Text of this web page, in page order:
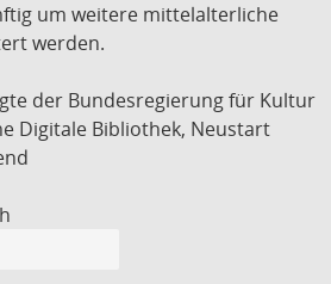
um weitere mittelalterliche
werden.
der Bundesregierung für Kultur
Digitale Bibliothek, Neustart